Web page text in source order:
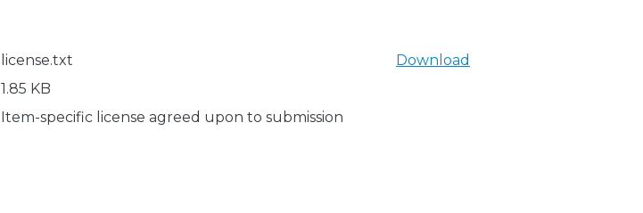
license.txt
1.85 KB
Item-specific license agreed upon to submission
Download